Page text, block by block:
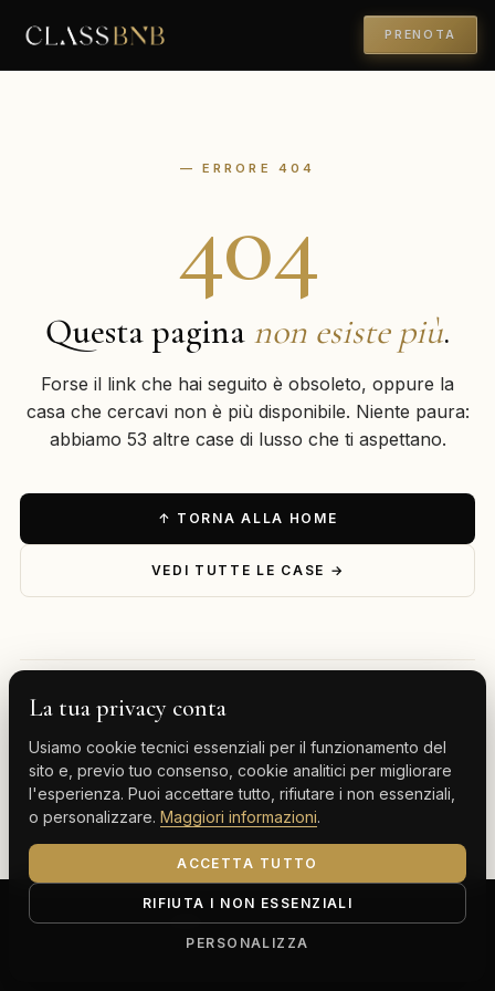
PRENOTA
— ERRORE 404
404
Questa pagina non esiste più.
Forse il link che hai seguito è obsoleto, oppure la
casa che cercavi non è più disponibile. Niente paura:
abbiamo 53 altre case di lusso che ti aspettano.
↑ TORNA ALLA HOME
VEDI TUTTE LE CASE →
— ESPLORA PER DESTINAZIONE
Milano Cervinia Tenerife Gran Canaria
Monte Carlo
Corso Buenos Aires 64, 20124 Milano (MI)
La tua privacy conta
Usiamo cookie tecnici essenziali per il funzionamento del
sito e, previo tuo consenso, cookie analitici per migliorare
l'esperienza. Puoi accettare tutto, rifiutare i non essenziali,
o personalizzare. Maggiori informazioni.
ACCETTA TUTTO
RIFIUTA I NON ESSENZIALI
PERSONALIZZA